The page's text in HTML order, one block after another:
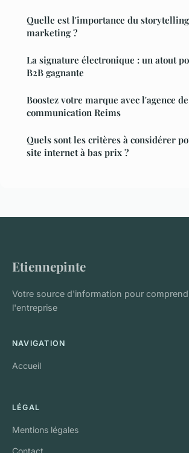
Quelle est l'importance du
marketing ?
La signature électronique : un atout
B2B gagnante
Boostez votre marque avec l'agence de
communication Reims
Quels sont les critères à considérer
site internet à bas prix ?
Etiennepinte
Votre source d'information pour
l'entreprise
NAVIGATION
Accueil
LÉGAL
Mentions légales
Contact